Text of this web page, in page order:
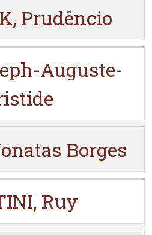
Prudêncio
Auguste-
Borges
Ruy